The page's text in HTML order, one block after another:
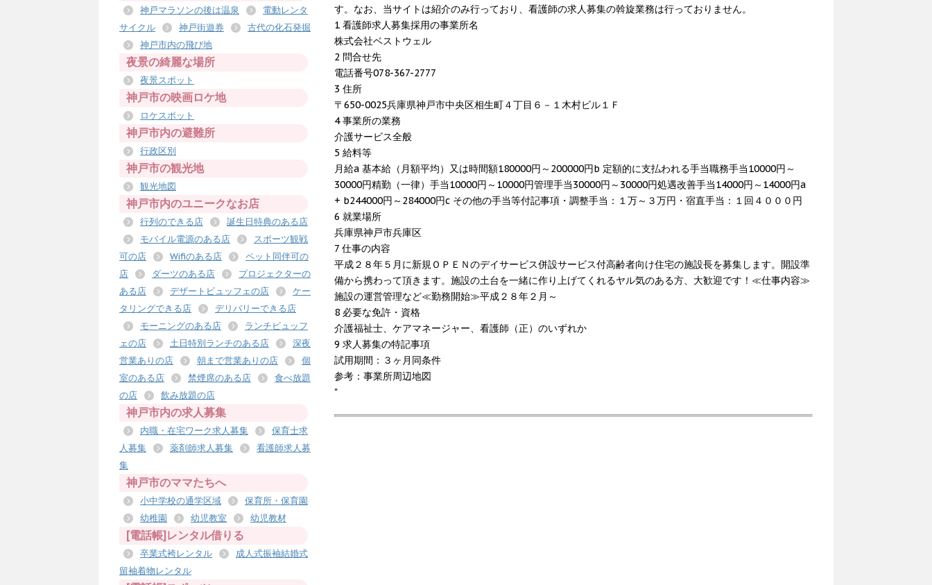
す。なお、当サイトは紹介のみ行っており、看護師の求人募集の斡旋業務は行っておりません。
1 看護師求人募集採用の事業所名
株式会社ベストウェル
2 問合せ先
電話番号078-367-2777
3 住所
〒650-0025兵庫県神戸市中央区相生町４丁目６－１木村ビル１Ｆ
4 事業所の業務
介護サービス全般
5 給料等
月給a 基本給（月額平均）又は時間額180000円～200000円b 定額的に支払われる手当職務手当10000円～
30000円精勤（一律）手当10000円～10000円管理手当30000円～30000円処遇改善手当14000円～14000円a
+ b244000円～284000円c その他の手当等付記事項・調整手当：１万～３万円・宿直手当：１回４０００円
6 就業場所
兵庫県神戸市兵庫区
7 仕事の内容
平成２８年５月に新規ＯＰＥＮのデイサービス併設サービス付高齢者向け住宅の施設長を募集します。開設準
備から携わって頂きます。施設の土台を一緒に作り上げてくれるヤル気のある方、大歓迎です！≪仕事内容≫
施設の運営管理など≪勤務開始≫平成２８年２月～
8 必要な免許・資格
介護福祉士、ケアマネージャー、看護師（正）のいずれか
9 求人募集の特記事項
試用期間：３ヶ月同条件
参考：事業所周辺地図
"
神戸マラソンの後は温泉
電動レンタ
サイクル
神戸街遊券
古代の化石発掘
神戸市内の飛び地
夜景の綺麗な場所
夜景スポット
神戸市の映画ロケ地
ロケスポット
神戸市内の避難所
行政区別
神戸市の観光地
観光地図
神戸市内のユニークなお店
行列のできる店
誕生日特典のある店
モバイル電源のある店
スポーツ観戦
可の店
Wifiのある店
ペット同伴可の
店
ダーツのある店
プロジェクターの
ある店
デザートビュッフェの店
ケー
タリングできる店
デリバリーできる店
モーニングのある店
ランチビュッフ
ェの店
土日特別ランチのある店
深夜
営業ありの店
朝まで営業ありの店
個
室のある店
禁煙席のある店
食べ放題
の店
飲み放題の店
神戸市内の求人募集
内職・在宅ワーク求人募集
保育士求
人募集
薬剤師求人募集
看護師求人募
集
神戸市のママたちへ
小中学校の通学区域
保育所・保育園
幼稚園
幼児教室 幼児教材
[電話帳]レンタル借りる
卒業式袴レンタル
成人式振袖結婚式
留袖着物レンタル